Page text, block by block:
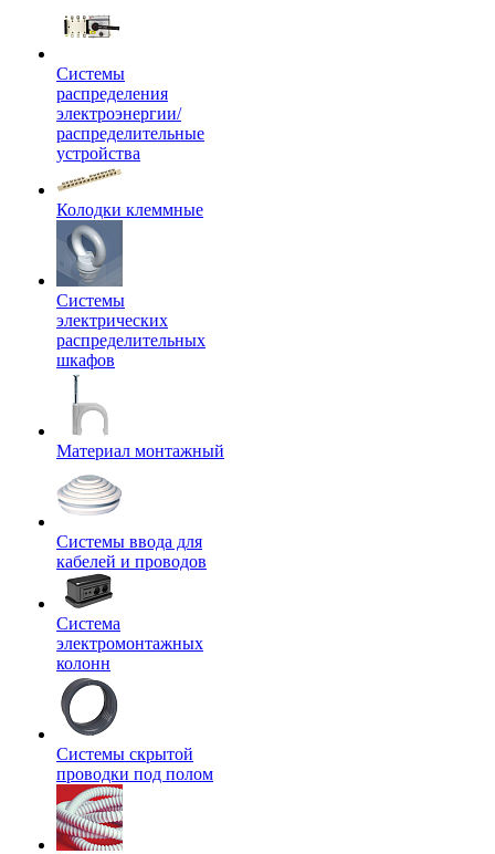
Системы
распределения
электроэнергии/
распределительные
устройства
Колодки клеммные
Системы
электрических
распределительных
шкафов
Материал монтажный
Системы ввода для
кабелей и проводов
Система
электромонтажных
колонн
Системы скрытой
проводки под полом